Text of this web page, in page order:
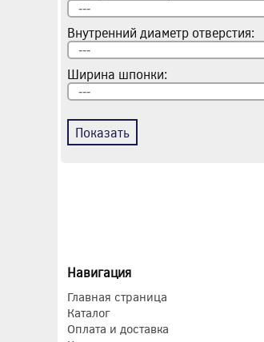
Внутренний диаметр отверстия:
Ширина шпонки:
Показать
Навигация
Главная страница
Каталог
Оплата и доставка